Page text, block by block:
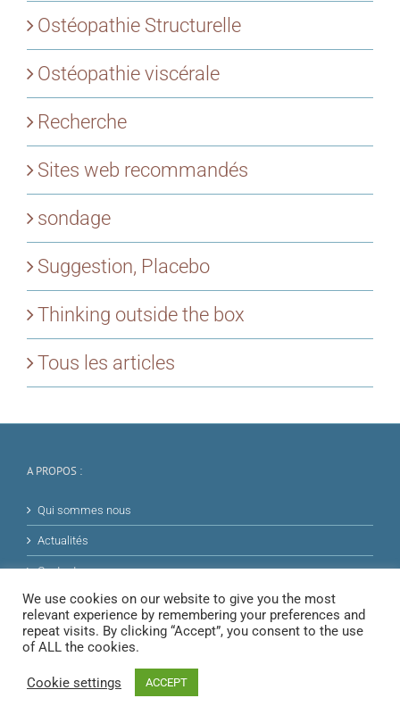
Ostéopathie Structurelle
Ostéopathie viscérale
Recherche
Sites web recommandés
sondage
Suggestion, Placebo
Thinking outside the box
Tous les articles
A PROPOS :
Qui sommes nous
Actualités
Contact
LOGICIEL & OUTILS :
Logiciel
We use cookies on our website to give you the most
relevant experience by remembering your preferences and
repeat visits. By clicking “Accept”, you consent to the use
of ALL the cookies.
Cookie settings ACCEPT